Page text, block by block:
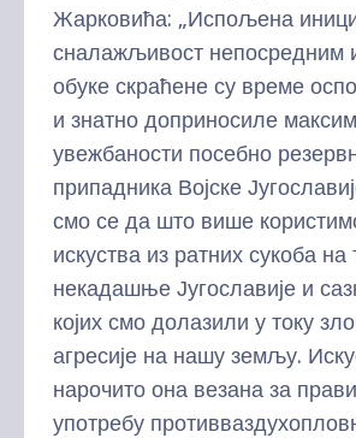
Жарковића: „Испољена
сналажљивост непосредним
обуке скраћене су време
и знатно доприносиле
увежбаности посебно
припадника Војске
смо се да што више
искуства из ратних сукоба на
некадашње Југославије и
којих смо долазили у току
агресије на нашу земљу.
нарочито она везана за
употребу